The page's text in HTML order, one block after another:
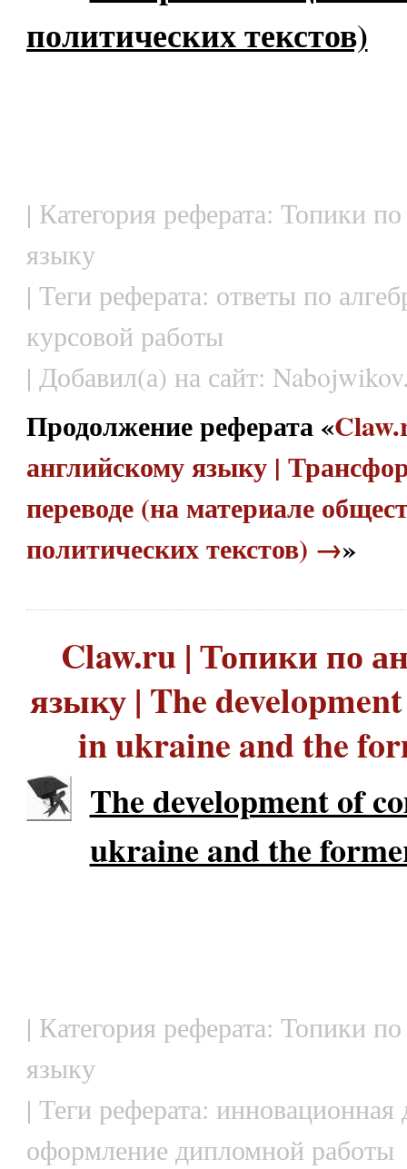
политических текстов)
| Категория реферата: Топики
языку
| Теги реферата: ответы по
курсовой работы
| Добавил(а) на сайт:
Продолжение реферата «
английскому языку |
переводе (на материале
политических текстов) →»
Claw.ru | Топики по
языку | The
in ukraine and the
The development of
ukraine and the
| Категория реферата: Топики
языку
| Теги реферата: инновационная
оформление дипломной работы